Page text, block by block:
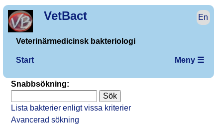
VetBact En
Veterinärmedicinsk bakteriologi
Start Meny ☰
Snabbsökning:
Lista bakterier enligt vissa kriterier
Avancerad sökning